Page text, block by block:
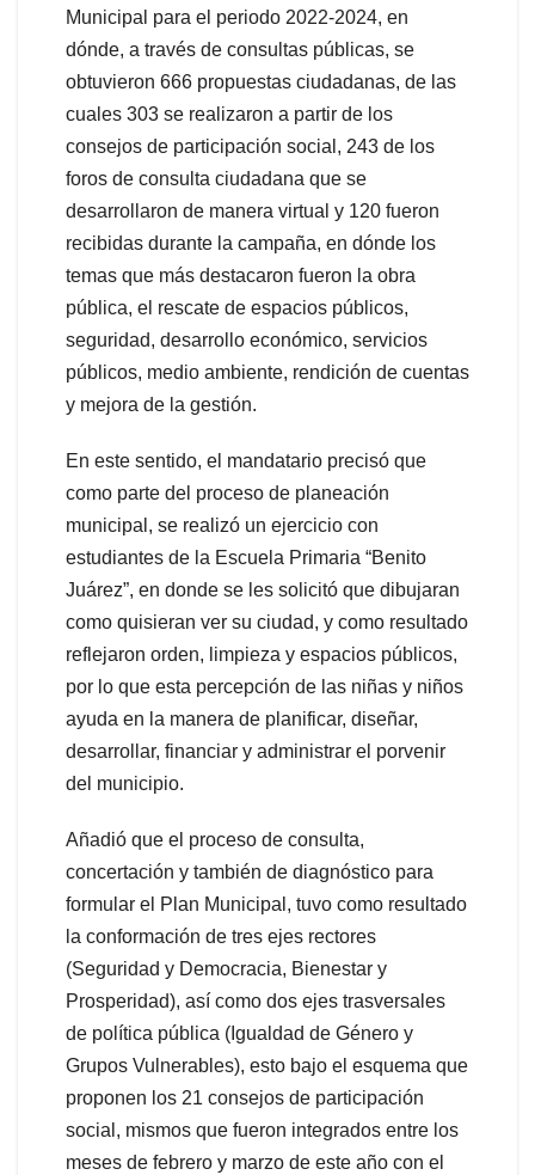
Municipal para el periodo 2022-2024, en
dónde, a través de consultas públicas, se
obtuvieron 666 propuestas ciudadanas, de las
cuales 303 se realizaron a partir de los
consejos de participación social, 243 de los
foros de consulta ciudadana que se
desarrollaron de manera virtual y 120 fueron
recibidas durante la campaña, en dónde los
temas que más destacaron fueron la obra
pública, el rescate de espacios públicos,
seguridad, desarrollo económico, servicios
públicos, medio ambiente, rendición de cuentas
y mejora de la gestión.
En este sentido, el mandatario precisó que
como parte del proceso de planeación
municipal, se realizó un ejercicio con
estudiantes de la Escuela Primaria “Benito
Juárez”, en donde se les solicitó que dibujaran
como quisieran ver su ciudad, y como resultado
reflejaron orden, limpieza y espacios públicos,
por lo que esta percepción de las niñas y niños
ayuda en la manera de planificar, diseñar,
desarrollar, financiar y administrar el porvenir
del municipio.
Añadió que el proceso de consulta,
concertación y también de diagnóstico para
formular el Plan Municipal, tuvo como resultado
la conformación de tres ejes rectores
(Seguridad y Democracia, Bienestar y
Prosperidad), así como dos ejes trasversales
de política pública (Igualdad de Género y
Grupos Vulnerables), esto bajo el esquema que
proponen los 21 consejos de participación
social, mismos que fueron integrados entre los
meses de febrero y marzo de este año con el